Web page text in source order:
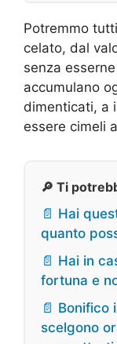
Potremmo
celato, dal
senza
accumulano
dimenticati, a
essere cimeli
🔎 Ti
📄 Hai
quanto
📄 Hai in
fortuna e
📄
scelgono